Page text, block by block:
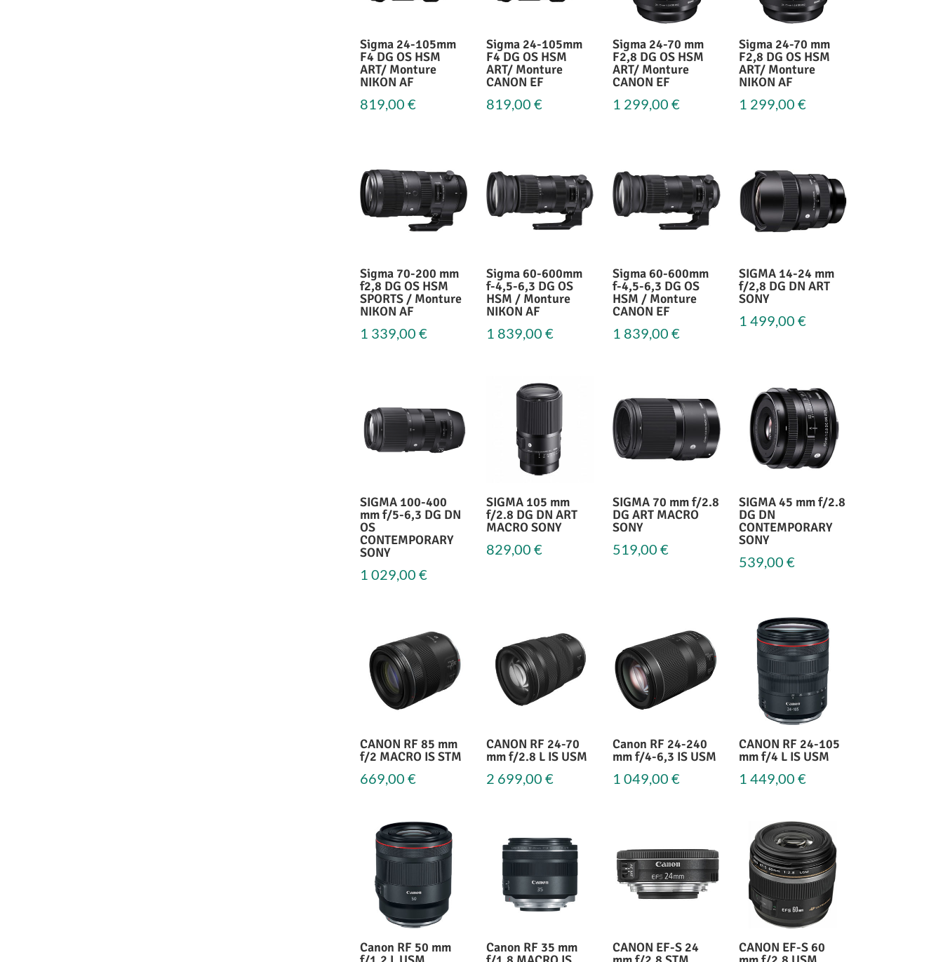
Sigma 24-105mm
F4 DG OS HSM
ART/ Monture
NIKON AF
819,00 €
Sigma 24-105mm
F4 DG OS HSM
ART/ Monture
CANON EF
819,00 €
Sigma 24-70 mm
F2,8 DG OS HSM
ART/ Monture
CANON EF
1 299,00 €
Sigma 24-70 mm
F2,8 DG OS HSM
ART/ Monture
NIKON AF
1 299,00€
Sigma 70-200 mm
f2,8 DG OS HSM
SPORTS / Monture
NIKON AF
1 339,00 €
Sigma 60-600mm
f-4,5-6,3 DG OS
HSM / Monture
NIKON AF
1 839,00 €
Sigma 60-600mm
f-4,5-6,3 DG OS
HSM / Monture
CANON EF
1 839,00 €
SIGMA 14-24 mm
f/2,8 DG DN ART
SONY
1 499,00€
SIGMA 100-400
mm f/5-6,3 DG DN
OS
CONTEMPORARY
SONY
1 029,00 €
SIGMA 105 mm
f/2.8 DG DN ART
MACRO SONY
829,00 €
SIGMA 70 mm f/2.8
DG ART MACRO
SONY
519,00 €
SIGMA 45 mm f/2.8
DG DN
CONTEMPORARY
SONY
539,00€
CANON RF 85 mm
f/2 MACRO IS STM
669,00 €
CANON RF 24-70
mm f/2.8 L IS USM
2 699,00 €
Canon RF 24-240
mm f/4-6,3 IS USM
1 049,00 €
CANON RF 24-105
mm f/4 L IS USM
1 449,00€
Canon RF 50 mm
Canon RF 35 mm
CANON EF-S 24
CANON EF-S 60